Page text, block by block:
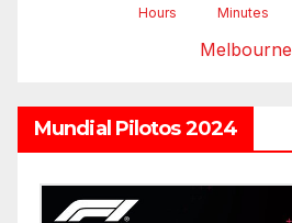
Hours Minutes
Melbourne
Mundial Pilotos 2024